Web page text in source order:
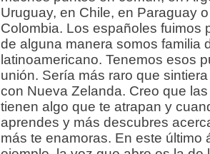
Uruguay, en Chile, en Paraguay
Colombia. Los españoles fuimos
de alguna manera somos familia
latinoamericano. Tenemos esos
unión. Sería más raro que
con Nueva Zelanda. Creo que
tienen algo que te atrapan y
aprendes y más descubres
más te enamoras. En este último